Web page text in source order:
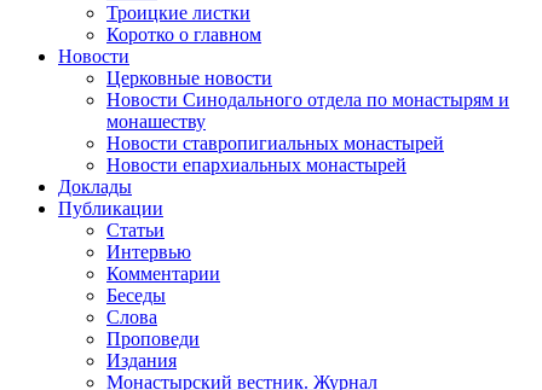
Троицкие листки
Коротко о главном
Новости
Церковные новости
Новости Синодального отдела по монастырям и
монашеству
Новости ставропигиальных монастырей
Новости епархиальных монастырей
Доклады
Публикации
Статьи
Интервью
Комментарии
Беседы
Слова
Проповеди
Издания
Монастырский вестник. Журнал